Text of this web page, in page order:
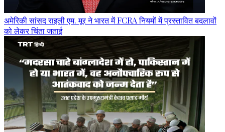
अमेरिकी सांसद राइली एम. मूर ने भारत में FCRA नियमों में प्रस्तावित बदलावों
को लेकर चिंता जताई